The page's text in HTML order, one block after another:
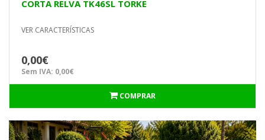
CORTA RELVA TK46SL TORKE
VER CARACTERÍSTICAS
0,00€
Sem IVA: 0,00€
COMPRAR